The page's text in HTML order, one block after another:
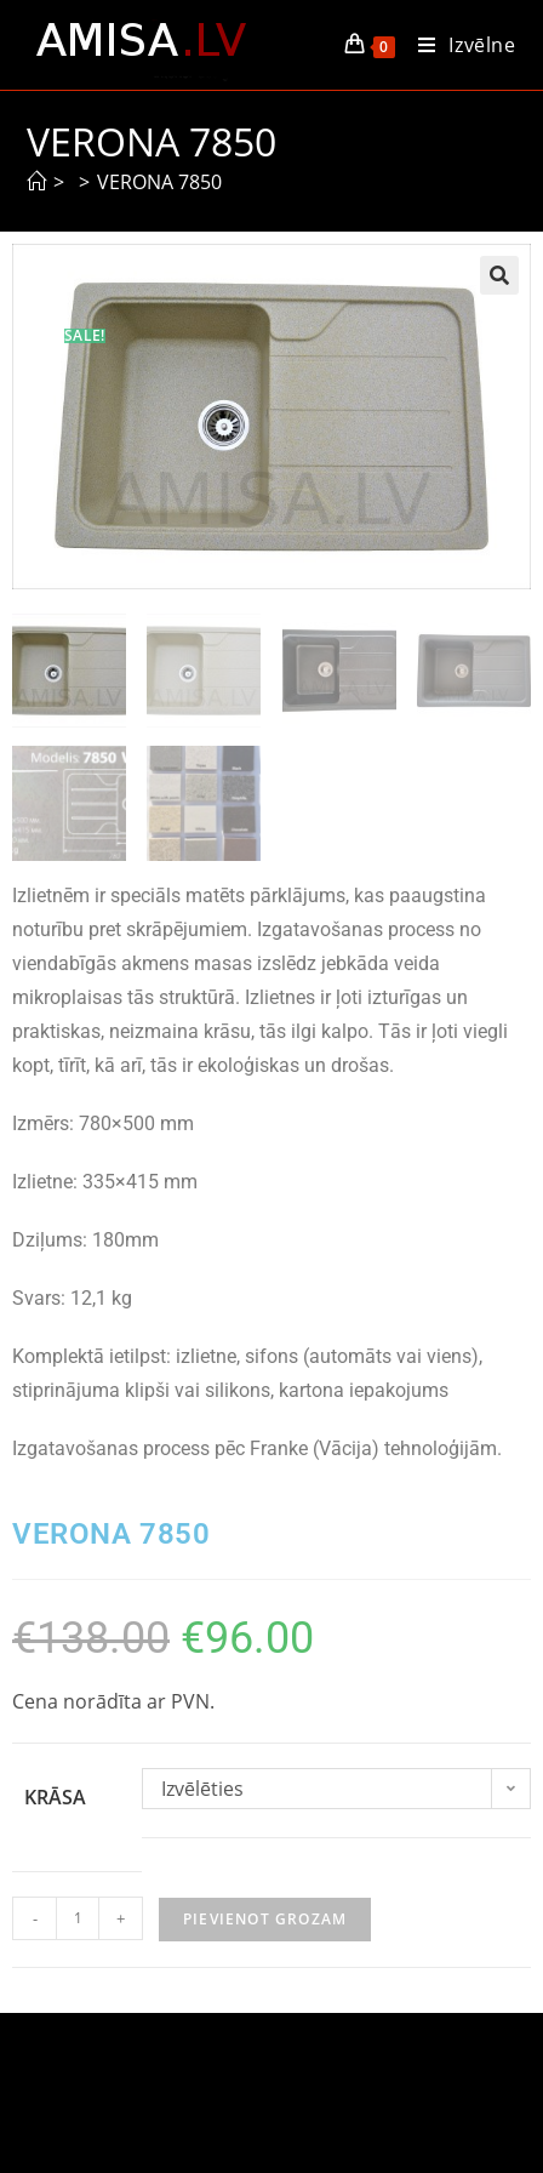
0 Izvēlne
VERONA 7850
> > VERONA 7850
SALE!
Izlietnēm ir speciāls matēts pārklājums, kas paaugstina
noturību pret skrāpējumiem. Izgatavošanas process no
viendabīgās akmens masas izslēdz jebkāda veida
mikroplaisas tās struktūrā. Izlietnes ir ļoti izturīgas un
praktiskas, neizmaina krāsu, tās ilgi kalpo. Tās ir ļoti viegli
kopt, tīrīt, kā arī, tās ir ekoloģiskas un drošas.
Izmērs: 780×500 mm
Izlietne: 335×415 mm
Dziļums: 180mm
Svars: 12,1 kg
Komplektā ietilpst: izlietne, sifons (automāts vai viens),
stiprinājuma klipši vai silikons, kartona iepakojums
Izgatavošanas process pēc Franke (Vācija) tehnoloģijām.
VERONA 7850
€138.00 €96.00
Cena norādīta ar PVN.
KRĀSA Izvēlēties
- + PIEVIENOT GROZAM